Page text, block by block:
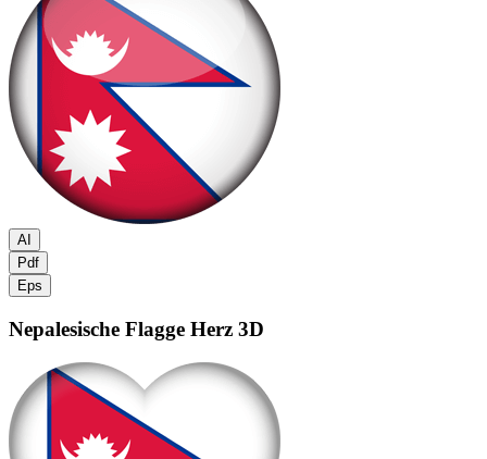
AI
Pdf
Eps
Nepalesische Flagge Herz 3D